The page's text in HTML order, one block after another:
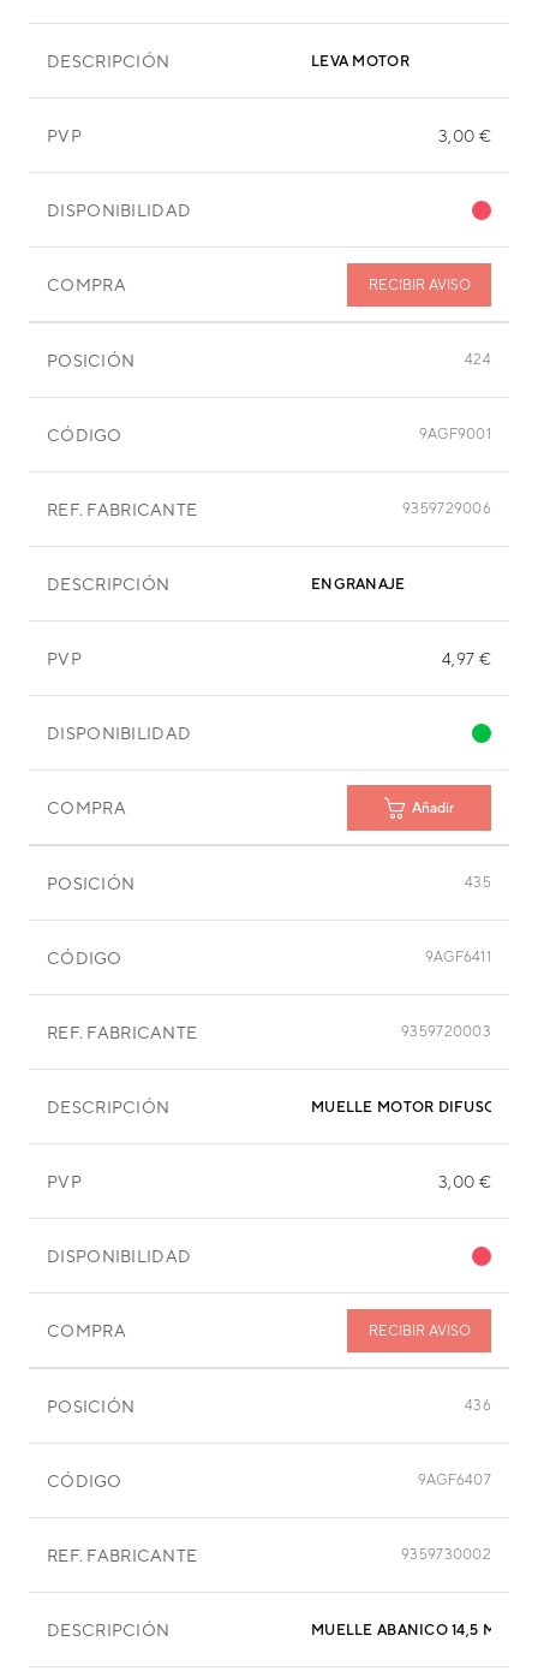
DESCRIPCIÓN LEVA MOTOR
PVP 3,00 €
DISPONIBILIDAD
COMPRA RECIBIR AVISO
POSICIÓN 424
CÓDIGO 9AGF9001
REF. FABRICANTE 9359729006
DESCRIPCIÓN ENGRANAJE
PVP 4,97 €
DISPONIBILIDAD
COMPRA Añadir
POSICIÓN 435
CÓDIGO 9AGF6411
REF. FABRICANTE 9359720003
DESCRIPCIÓN
PVP 3,00 €
DISPONIBILIDAD
COMPRA RECIBIR AVISO
POSICIÓN 436
CÓDIGO 9AGF6407
REF. FABRICANTE 9359730002
DESCRIPCIÓN MUELLE ABANICO 14,5 MM